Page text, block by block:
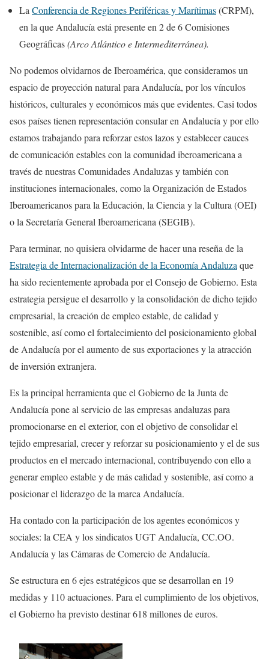
La Conferencia de Regiones Periféricas y Marítimas(CRPM),
en la que Andalucía está presente en 2 de 6 Comisiones
Geográficas(Arco Atlántico e Intermediterránea).
No podemos olvidarnos de Iberoamérica, que consideramos un
espacio de proyección natural para Andalucía, por los vínculos
históricos, culturales y económicos más que evidentes. Casi todos
esos países tienen representación consular en Andalucía y por ello
estamos trabajando para reforzar estos lazos y establecer cauces
de comunicación estables con la comunidad iberoamericana a
través de nuestras Comunidades Andaluzas y también con
instituciones internacionales, como la Organización de Estados
Iberoamericanos para la Educación, la Ciencia y la Cultura (OEI)
o la Secretaría General Iberoamericana (SEGIB).
Para terminar, no quisiera olvidarme de hacer una reseña de la
Estrategia de Internacionalización de la Economía Andaluza que
ha sido recientemente aprobada por el Consejo de Gobierno. Esta
estrategia persigue el desarrollo y la consolidación de dicho tejido
empresarial, la creación de empleo estable, de calidad y
sostenible, así como el fortalecimiento del posicionamiento global
de Andalucía por el aumento de sus exportaciones y la atracción
de inversión extranjera.
Es la principal herramienta que el Gobierno de la Junta de
Andalucía pone al servicio de las empresas andaluzas para
promocionarse en el exterior, con el objetivo de consolidar el
tejido empresarial, crecer y reforzar su posicionamiento y el de sus
productos en el mercado internacional, contribuyendo con ello a
generar empleo estable y de más calidad y sostenible, así como a
posicionar el liderazgo de la marca Andalucía.
Ha contado con la participación de los agentes económicos y
sociales: la CEA y los sindicatos UGT Andalucía, CC.OO.
Andalucía y las Cámaras de Comercio de Andalucía.
Se estructura en 6 ejes estratégicos que se desarrollan en 19
medidas y 110 actuaciones. Para el cumplimiento de los objetivos,
el Gobierno ha previsto destinar 618 millones de euros.